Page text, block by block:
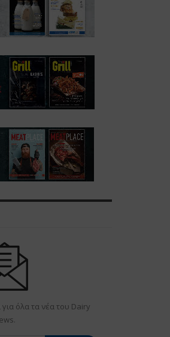
όλα τα νέα του Dairy